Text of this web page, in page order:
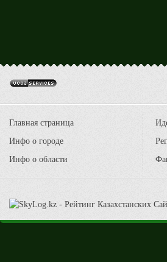
Главная страница
Инфо о городе
Инфо о области